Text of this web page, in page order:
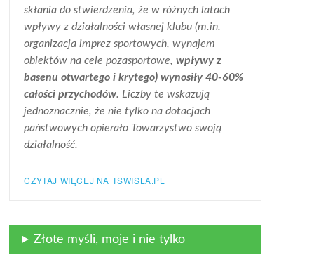
skłania do stwierdzenia, że w różnych latach
wpływy z działalności własnej klubu (m.in.
organizacja imprez sportowych, wynajem
obiektów na cele pozasportowe,wpływy z
basenu otwartego i krytego) wynosiły 40-60%
całości przychodów. Liczby te wskazują
jednoznacznie, że nie tylko na dotacjach
państwowych opierało Towarzystwo swoją
działalność.
CZYTAJ WIĘCEJ NA TSWISLA.PL
Złote myśli, moje i nie tylko